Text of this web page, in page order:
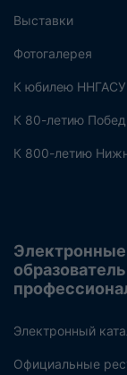
Выставки
Фотогалерея
К юбилею ННГАСУ
К 80-летию
К 800-летию
Электронный
Официальные